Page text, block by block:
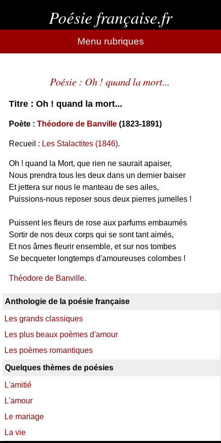
Poésie française.fr
Menu rubriques
Poésie : Oh ! quand la mort...
Titre : Oh ! quand la mort...
Poète : Théodore de Banville(1823-1891)
Recueil : Les Stalactites (1846).
Oh ! quand la Mort, que rien ne saurait apaiser,
Nous prendra tous les deux dans un dernier baiser
Et jettera sur nous le manteau de ses ailes,
Puissions-nous reposer sous deux pierres jumelles !
Puissent les fleurs de rose aux parfums embaumés
Sortir de nos deux corps qui se sont tant aimés,
Et nos âmes fleurir ensemble, et sur nos tombes
Se becqueter longtemps d'amoureuses colombes !
Théodore de Banville.
Anthologie de la poésie française
Les grands classiques
Les plus beaux poèmes d'amour
Les poèmes romantiques
Quelques thèmes de poésies
L'amitié
L'amour
Le mariage
La vie